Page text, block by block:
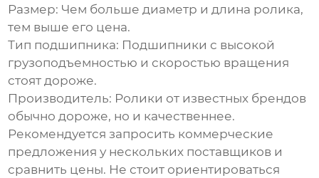
Размер: Чем больше диаметр и длина ролика,
тем выше его цена.
Тип подшипника: Подшипники с высокой
грузоподъемностью и скоростью вращения
стоят дороже.
Производитель: Ролики от известных брендов
обычно дороже, но и качественнее.
Рекомендуется запросить коммерческие
предложения у нескольких поставщиков и
сравнить цены. Не стоит ориентироваться